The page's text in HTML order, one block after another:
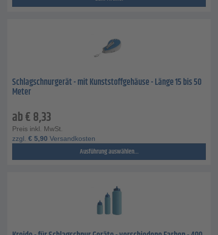
Schlagschnurgerät - mit Kunststoffgehäuse - Länge 15 bis 50
Meter
ab€8,33
Preis inkl. MwSt.
zzgl. € 5,90 Versandkosten
Ausführung auswählen...